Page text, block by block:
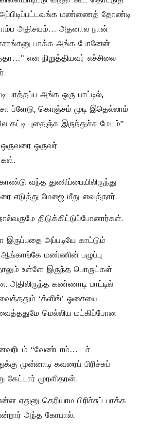
மண்ணைத் தோண்டி
அதிசயம்… அதனால நான்
பாக்க அங்க போனேன்
என நிறுத்தியவர் எச்சிலை
அங்க ஒரு பாட்டில்,
ப்ளேடு, கொஞ்சம் முடி இதெல்லாம்
கட்டி புதைஞ்சு இருந்துச்சு மேடம்”
ஒருவர்
வந்த துணிப்பையிலிருந்து
எடுத்து மேஜை மீது வைத்தார்.
திடுக்கிட்டுப்போனார்கள்.
இருப்பதை அப்படியே காட்டும்
மண்ணின் பழுப்பு
உள்ளே இருந்த பொருட்கள்
அதிலிருந்த கண்ணாடி பாட்டில்
‘க்ளிங்’ ஓசையை
மெல்லிய மட்கிப்போன
“வேண்டாம்… டச்
முன்னாடி கவரைப் பிரிச்சுப்
கேட்டார் முரளிதரன்.
ஏதுனு தெரியாம பிரிச்சுப் பாக்க
அந்த கோபால்.